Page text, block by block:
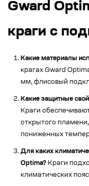
Gward
краги с
Какие материалы
крагах Gward
мм, флисовый
Какие защитные
Краги
открытого
пониженных
Для каких
Optima? Краги
климатических